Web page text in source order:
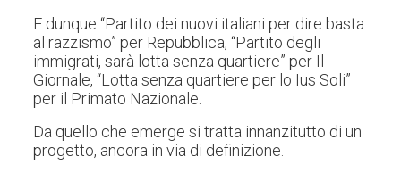
E dunque “Partito dei nuovi italiani per dire basta
al razzismo” per Repubblica, “Partito degli
immigrati, sarà lotta senza quartiere” per Il
Giornale, “Lotta senza quartiere per lo Ius Soli”
per il Primato Nazionale.
Da quello che emerge si tratta innanzitutto di un
progetto, ancora in via di definizione.